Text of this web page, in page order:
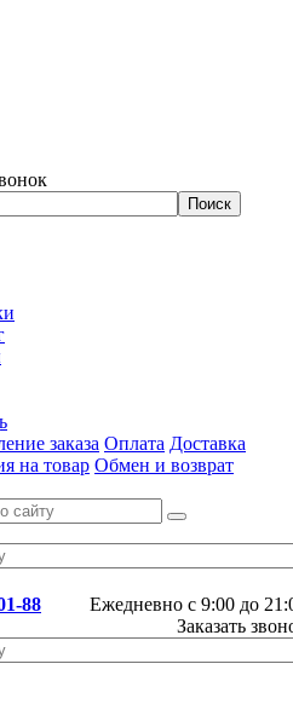
заказа Оплата Доставка
на товар Обмен и возврат
Ежедневно с 9:00 до
88
Заказать